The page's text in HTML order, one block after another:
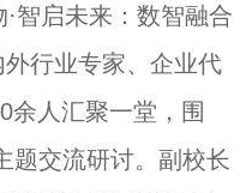
智启未来：数智融合
行业专家、企业代
余人汇聚一堂，围
题交流研讨。副校长